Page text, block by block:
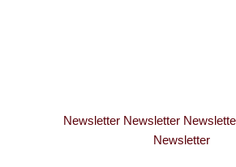
Newsletter Newsletter
Newsletter